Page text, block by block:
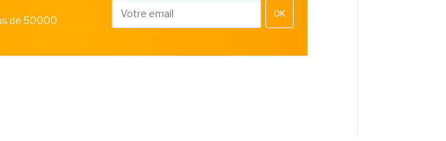
de 50000
OK